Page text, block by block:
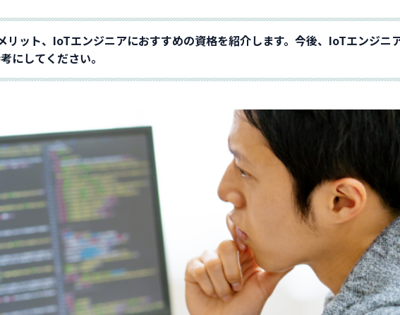
ット、IoTエンジニアにおすすめの資格を紹介します。今後、IoTエンジニ
にしてください。